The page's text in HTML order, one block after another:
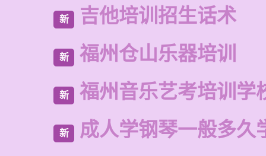
新 吉他培训招生话术
新 福州仓山乐器培训
新 福州音乐艺考培训学
新 成人学钢琴一般多久